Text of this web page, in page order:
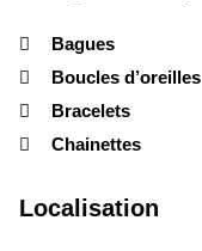
Bagues
Boucles d’oreilles
Bracelets
Chainettes
Localisation